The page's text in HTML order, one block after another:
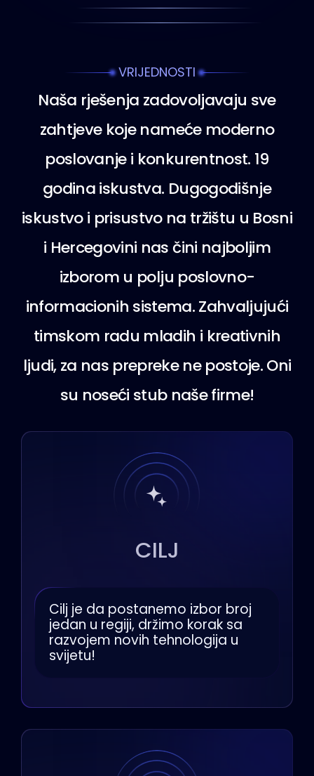
VRIJEDNOSTI
Naša rješenja zadovoljavaju sve
zahtjeve koje nameće moderno
poslovanje i konkurentnost. 19
godina iskustva. Dugogodišnje
iskustvo i prisustvo na tržištu u Bosni
i Hercegovini nas čini najboljim
izborom u polju poslovno-
informacionih sistema. Zahvaljujući
timskom radu mladih i kreativnih
ljudi, za nas prepreke ne postoje. Oni
su noseći stub naše firme!
CILJ
Cilj je da postanemo izbor broj
jedan u regiji, držimo korak sa
razvojem novih tehnologija u
svijetu!